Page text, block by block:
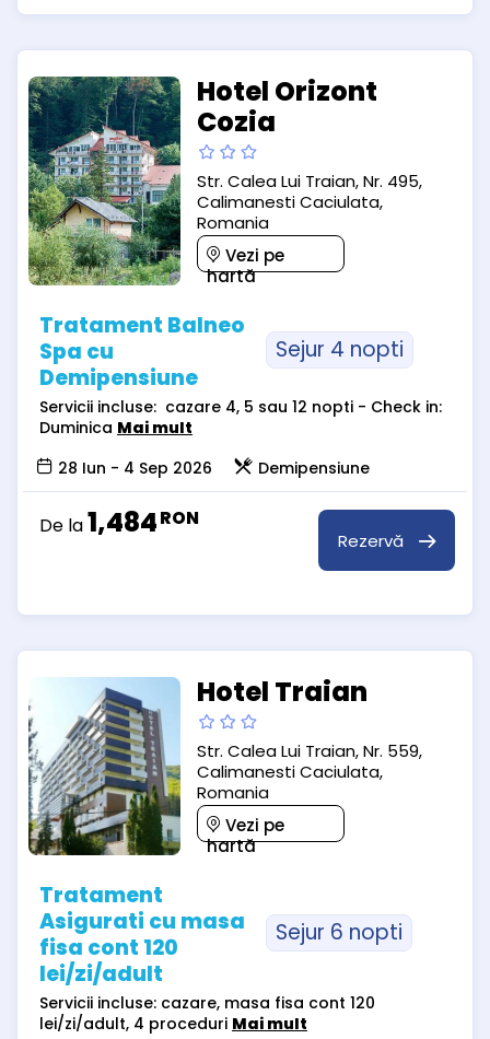
Hotel Orizont
Cozia
Str. Calea Lui Traian, Nr. 495,
Calimanesti Caciulata,
Romania
Vezi pe
hartă
Tratament Balneo
Spa cu
Demipensiune
Sejur 4 nopti
Servicii incluse: cazare 4, 5 sau 12 nopti - Check in:
Duminica Mai mult
28 Iun - 4 Sep 2026
Demipensiune
De la1,484RON
Rezervă
Hotel Traian
Str. Calea Lui Traian, Nr. 559,
Calimanesti Caciulata,
Romania
Vezi pe
hartă
Tratament
Asigurati cu masa
fisa cont 120
lei/zi/adult
Sejur 6 nopti
Servicii incluse: cazare, masa fisa cont 120
lei/zi/adult, 4 proceduri Mai mult